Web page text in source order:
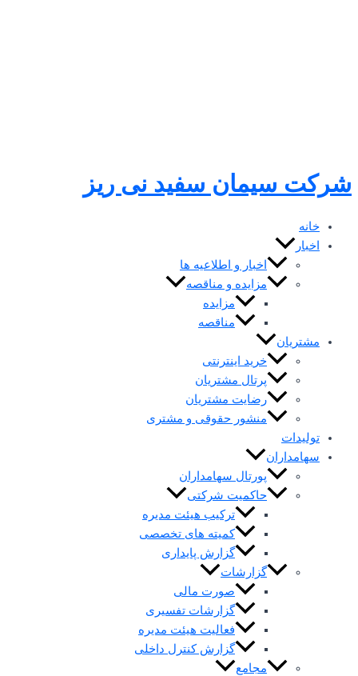
شرکت سیمان سفید نی ریز
خانه
اخبار
اخبار و اطلاعیه ها
مزایده و مناقصه
مزایده
مناقصه
مشتریان
خرید اینترنتی
پرتال مشتریان
رضایت مشتریان
منشور حقوقی و مشتری
تولیدات
سهامداران
پورتال سهامداران
حاکمیت شرکتی
ترکیب هیئت مدیره
کمیته های تخصصی
گزارش پایداری
گزارشات
صورت مالی
گزارشات تفسیری
فعالیت هیئت مدیره
گزارش کنترل داخلی
مجامع